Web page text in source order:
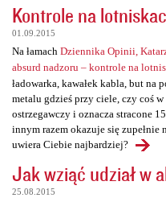
Kontrole na
01.09.2015
Na łamach Dziennika Opinii,
absurd nadzoru – kontrole na
ładowarka, kawałek kabla, but na
metalu gdzieś przy ciele, czy coś
ostrzegawczy i oznacza stracone
innym razem okazuje się
uwiera Ciebie najbardziej?
Jak wziąć udział w
25.08.2015